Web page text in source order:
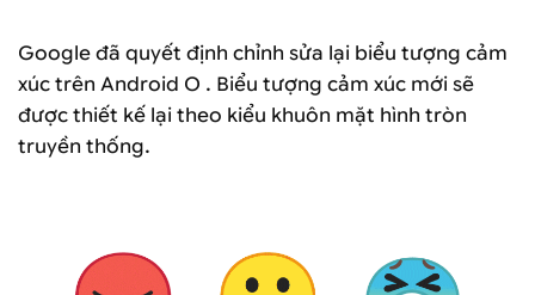
Google đã quyết định chỉnh sửa lại biểu tượng cảm
xúc trên Android O . Biểu tượng cảm xúc mới sẽ
được thiết kế lại theo kiểu khuôn mặt hình tròn
truyền thống.